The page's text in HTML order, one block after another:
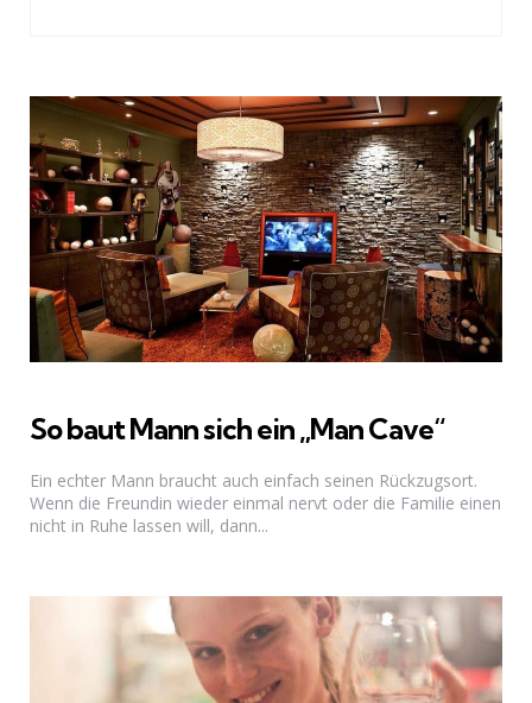
So baut Mann sich ein „Man Cave“
Ein echter Mann braucht auch einfach seinen Rückzugsort.
Wenn die Freundin wieder einmal nervt oder die Familie einen
nicht in Ruhe lassen will, dann...